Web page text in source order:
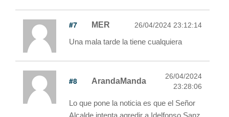
#7 MER 26/04/2024 23:12:14
Una mala tarde la tiene cualquiera
#8 ArandaManda
26/04/2024
23:28:06
Lo que pone la noticia es que el Señor
Alcalde intenta agredir a Idelfonso Sanz